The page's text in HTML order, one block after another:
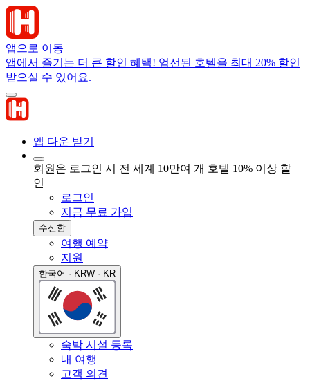
앱으로 이동
앱에서 즐기는 더 큰 할인 혜택! 엄선된 호텔을 최대 20% 할인
받으실 수 있어요.
앱 다운 받기
회원은 로그인 시 전 세계 10만여 개 호텔 10% 이상 할
인
로그인
지금 무료 가입
수신함
여행 예약
지원
한국어 · KRW · KR
숙박 시설 등록
내 여행
고객 의견